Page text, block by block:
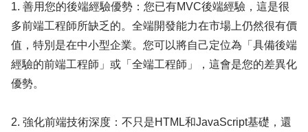
1. 善用您的後端經驗優勢：您已有MVC後端經驗，這是很
多前端工程師所缺乏的。全端開發能力在市場上仍然很有價
值，特別是在中小型企業。您可以將自己定位為「具備後端
經驗的前端工程師」或「全端工程師」，這會是您的差異化
優勢。
2. 強化前端技術深度：不只是HTML和JavaScript基礎，還